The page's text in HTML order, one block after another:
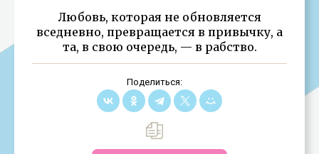
Любовь, которая не обновляется
вседневно, превращается в привычку, а
та, в свою очередь, — в рабство.
Поделиться: